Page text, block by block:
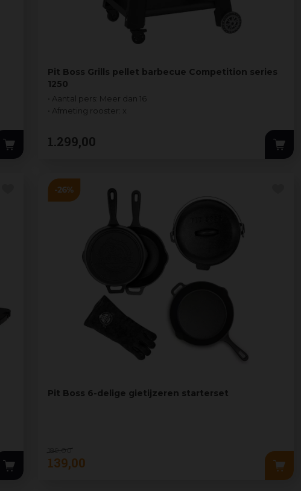
Pit Boss Grills pellet barbecue Competition series
1250
• Aantal pers: Meer dan 16
• Afmeting rooster: x
1.299,00
Pit Boss 6-delige gietijzeren starterset
189 ,00
139,00